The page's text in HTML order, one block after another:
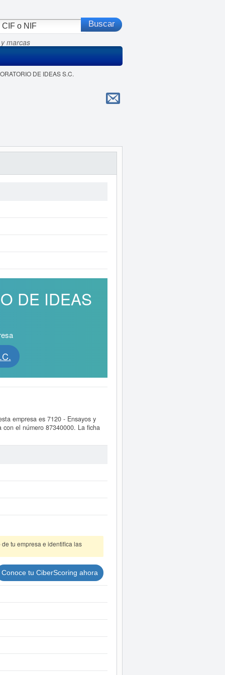
marcas
DE IDEAS S.C.
DE IDEAS
empresa es 7120 - Ensayos y
el número 87340000. La ficha
tu empresa e identifica las
Conoce tu CiberScoring ahora